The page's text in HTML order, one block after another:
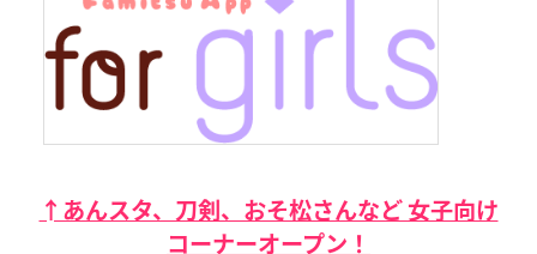
↑あんスタ、刀剣、おそ松さんなど 女子向け
コーナーオープン！